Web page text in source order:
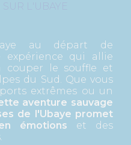
L'UBAYE
au départ de
expérience qui allie
couper le souffle et
du Sud. Que vous
extrêmes ou un
aventure sauvage
de l'Ubaye promet
émotions et des